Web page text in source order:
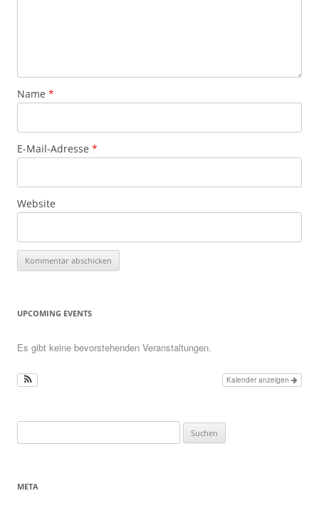
Name *
E-Mail-Adresse *
Website
UPCOMING EVENTS
Es gibt keine bevorstehenden Veranstaltungen.
Kalender anzeigen
nach:
META